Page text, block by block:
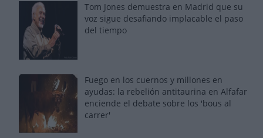
Tom Jones demuestra en Madrid que su
voz sigue desafiando implacable el paso
del tiempo
Fuego en los cuernos y millones en
ayudas: la rebelión antitaurina en Alfafar
enciende el debate sobre los 'bous al
carrer'